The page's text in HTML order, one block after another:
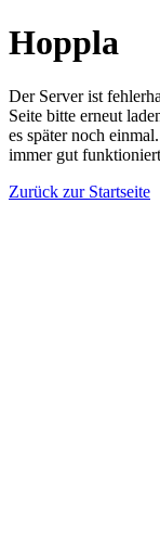
Hoppla
Der Server ist
Seite bitte erneut
es später noch
immer gut
Zurück zur Startseite